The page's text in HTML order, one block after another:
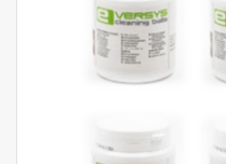
Bonbons pour la bonbonnière